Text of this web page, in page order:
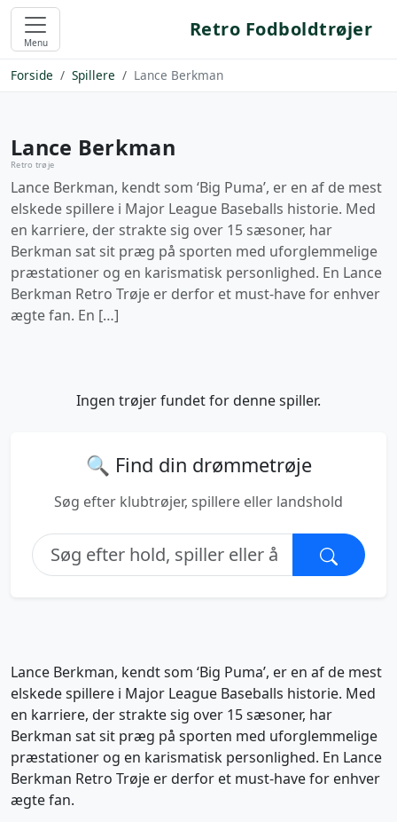
Menu
Retro Fodboldtrøjer
Forside Spillere Lance Berkman
Lance Berkman
Retro trøje
Lance Berkman, kendt som ‘Big Puma’, er en af de mest
elskede spillere i Major League Baseballs historie. Med
en karriere, der strakte sig over 15 sæsoner, har
Berkman sat sit præg på sporten med uforglemmelige
præstationer og en karismatisk personlighed. En Lance
Berkman Retro Trøje er derfor et must-have for enhver
ægte fan. En […]
Ingen trøjer fundet for denne spiller.
🔍 Find din drømmetrøje
Søg efter klubtrøjer, spillere eller landshold
Lance Berkman, kendt som ‘Big Puma’, er en af de mest
elskede spillere i Major League Baseballs historie. Med
en karriere, der strakte sig over 15 sæsoner, har
Berkman sat sit præg på sporten med uforglemmelige
præstationer og en karismatisk personlighed. En Lance
Berkman Retro Trøje er derfor et must-have for enhver
ægte fan.